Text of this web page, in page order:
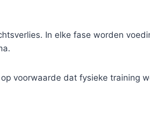
In elke fase worden
voorwaarde dat fysieke training